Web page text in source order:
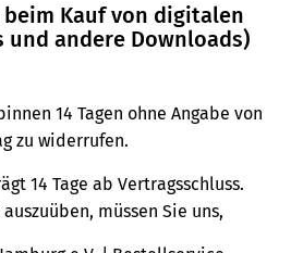
Kauf von digitalen
und andere Downloads)
14 Tagen ohne Angabe von
zu widerrufen.
14 Tage ab Vertragsschluss.
müssen Sie uns,